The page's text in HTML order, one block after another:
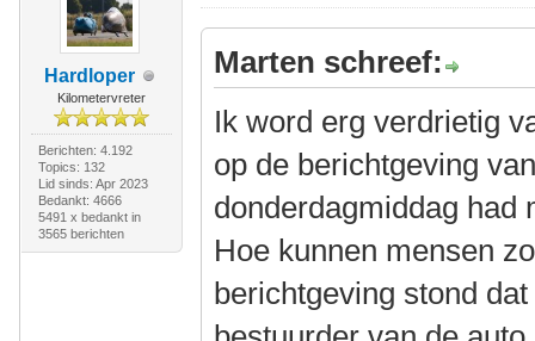
Hardloper
Kilometervreter
Berichten: 4.192
Topics: 132
Lid sinds: Apr 2023
Bedankt: 4666
5491 x bedankt in
3565 berichten
Marten schreef:
Ik word erg verdrietig
op de berichtgeving
donderdagmiddag had
Hoe kunnen mensen
berichtgeving stond